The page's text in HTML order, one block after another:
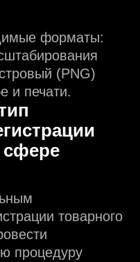
форматы:
(PNG)
и печати.
сфере
товарного
процедуру